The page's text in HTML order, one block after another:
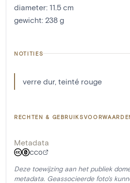
diameter: 11.5 cm
gewicht: 238 g
NOTITIES
verre dur, teinté rouge
RECHTEN &
Metadata
CC0
Deze toewijzing aan het publiek
metadata. Geassocieerde foto's